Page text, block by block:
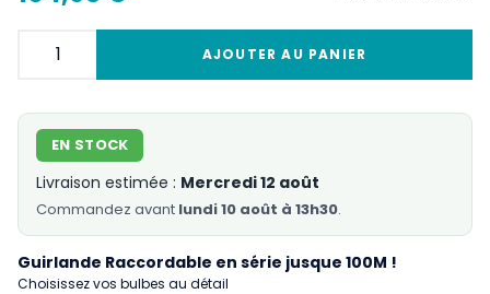
AJOUTER AU PANIER
Guirlande Raccordable en série jusque 100M !
Choisissez vos bulbes au détail
EN STOCK
Livraison estimée : Mercredi 12 août
Commandez avant lundi 10 août à 13h30.